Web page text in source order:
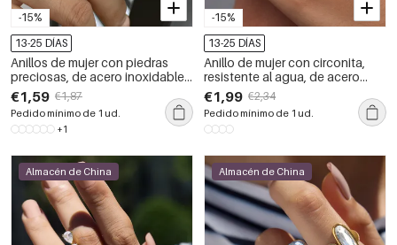
-15%
13-25 DÍAS
Anillos de mujer con piedras
preciosas, de acero inoxidable,
resistentes al agua y con diseño
sencillo de gotas en color
dorado.
€1,59 €1,87
Pedido mínimo de 1 ud.
+1
-15%
13-25 DÍAS
Anillo de mujer con circonita,
resistente al agua, de acero
inoxidable y forma irregular
simple.
€1,99 €2,34
Pedido mínimo de 1 ud.
Almacén de China Almacén de China